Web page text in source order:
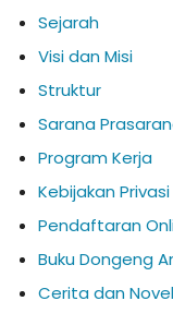
Sejarah
Visi dan Misi
Struktur
Sarana
Program Kerja
Kebijakan Privasi
Pendaftaran
Buku Dongeng
Cerita dan Novel